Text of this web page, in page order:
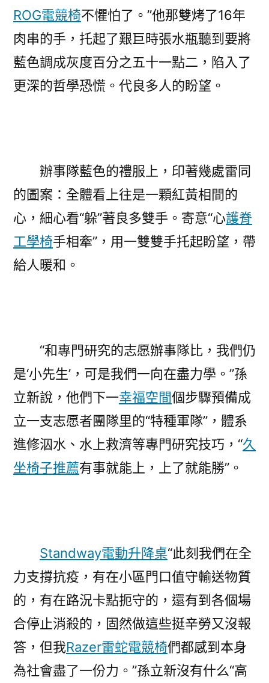
ROG電競椅不懼怕了。”他那雙烤了16年
肉串的手，托起了艱巨時張水瓶聽到要將
藍色調成灰度百分之五十一點二，陷入了
更深的哲學恐慌。代良多人的盼望。
辦事隊藍色的禮服上，印著幾處雷同
的圖案：全體看上往是一顆紅黃相間的
心，細心看“躲”著良多雙手。寄意“心護脊
工學椅手相牽”，用一雙雙手托起盼望，帶
給人暖和。
“和專門研究的志愿辦事隊比，我們仍
是‘小先生’，可是我們一向在盡力學。”孫
立新說，他們下一幸福空間個步驟預備成
立一支志愿者團隊里的“特種軍隊”，體系
進修泅水、水上救濟等專門研究技巧，“久
坐椅子推薦有事就能上，上了就能勝”。
Standway電動升降桌“此刻我們在全
力支撐抗疫，有在小區門口值守輸送物質
的，有在路況卡點扼守的，還有到各個場
合停止消殺的，固然做這些挺辛勞又沒報
答，但我Razer雷蛇電競椅們都感到本身
為社會盡了一份力。”孫立新沒有什么“高